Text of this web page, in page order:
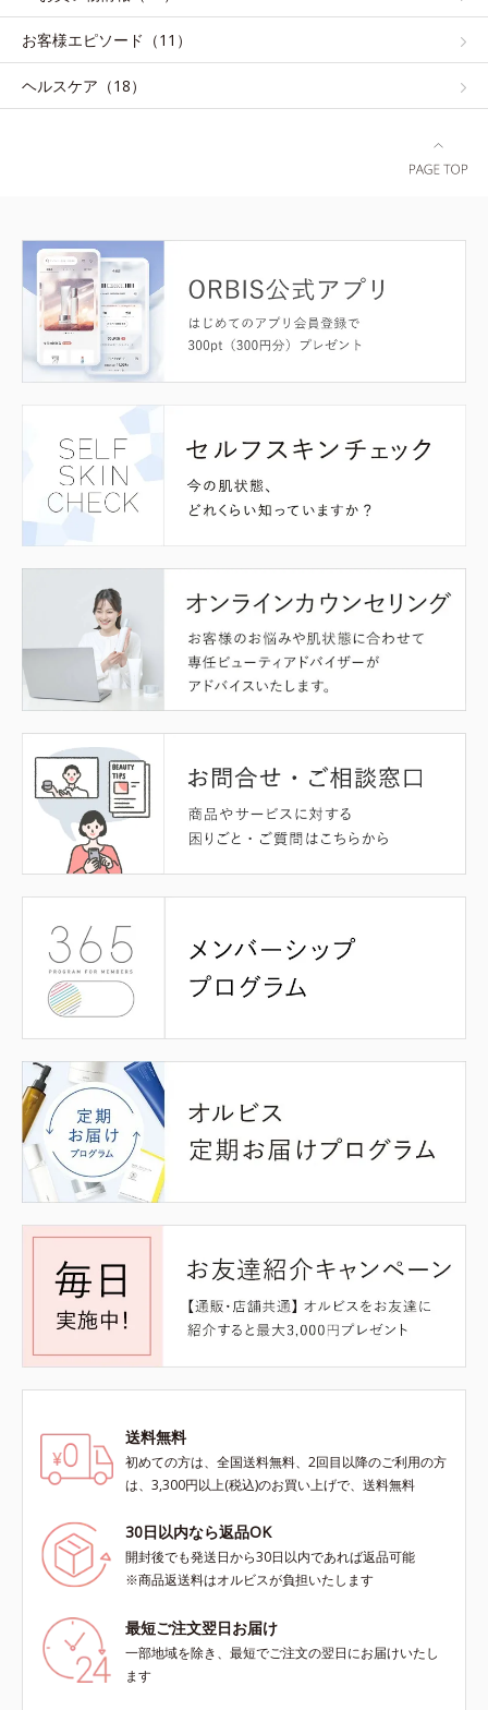
お客様エピソード（11）
ヘルスケア（18）
送料無料
初めての方は、全国送料無料、2回目以降のご利用の方
は、3,300円以上(税込)のお買い上げで、送料無料
30日以内なら返品OK
開封後でも発送日から30日以内であれば返品可能
※商品返送料はオルビスが負担いたします
最短ご注文翌日お届け
一部地域を除き、最短でご注文の翌日にお届けいたし
ます